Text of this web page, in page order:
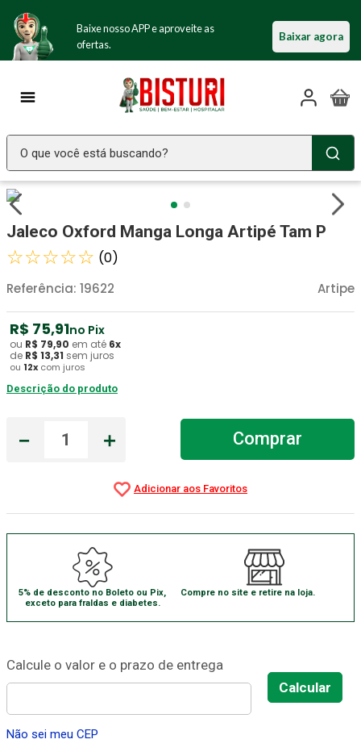
Baixe nosso APP e aproveite as
ofertas.
Baixar agora
O que você está buscando?
Jaleco Oxford Manga Longa Artipé Tam P
☆☆☆☆☆ (0)
Artipe
Referência: 19622
R$ 75,91no Pix
ou R$ 79,90 em até 6x
de R$ 13,31 sem juros
ou 12x com juros
Descrição do produto
＋
－ Comprar
5% de desconto no Boleto ou Pix,
exceto para fraldas e diabetes.
Compre no site e retire na loja.
Não sei meu CEP
5º Absorvente Geriatrico
6 Estetoscopio Littmann
7º Aparelho Pressão
Curativo